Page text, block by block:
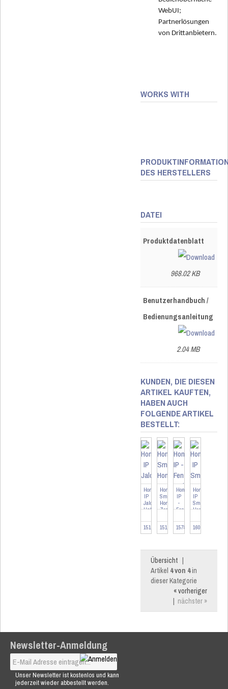
WebUI;
Partnerlösungen
von Drittanbietern.
WORKS WITH
DES HERSTELLERS
DATEI
Produktdatenblatt
968.02 KB
Benutzerhandbuch /
Bedienungsanleitung
2.04 MB
KUNDEN, DIE DIESEN
ARTIKEL KAUFTEN,
HABEN AUCH
FOLGENDE ARTIKEL
BESTELLT:
Homematic
IP
Jalousieaktor
Unterputz
151398
HomeMatic
Smart
Home
Zentrale
inklusi...
151965
Homematic
IP
-
Fenster-
Türkontakt
-
o...
157857
Homematic
IP
Smart
Home
für
...
160256
Übersicht |
Artikel 4 von 4in
dieser Kategorie
« vorheriger
| nächster »
Newsletter-Anmeldung
Unser Newsletter ist kostenlos und kann
jederzeit wieder abbestellt werden.